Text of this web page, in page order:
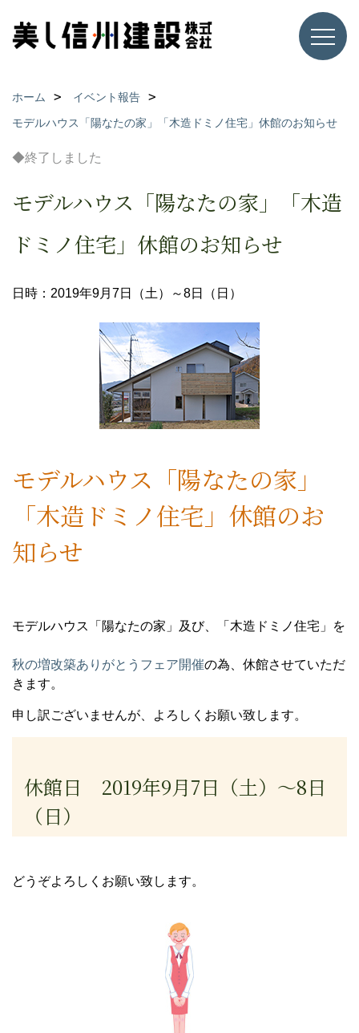
ホーム
イベント報告
モデルハウス「陽なたの家」「木造ドミノ住宅」休館のお知らせ
◆終了しました
モデルハウス「陽なたの家」「木造
ドミノ住宅」休館のお知らせ
日時：2019年9月7日（土）～8日（日）
モデルハウス「陽なたの家」
「木造ドミノ住宅」休館のお
知らせ
モデルハウス「陽なたの家」及び、「木造ドミノ住宅」を
秋の増改築ありがとうフェア開催の為、休館させていただ
きます。
申し訳ございませんが、よろしくお願い致します。
休館日 2019年9月7日（土）～8日
（日）
どうぞよろしくお願い致します。